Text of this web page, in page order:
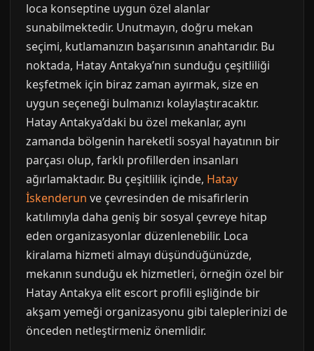
loca konseptine uygun özel alanlar
sunabilmektedir. Unutmayın, doğru mekan
seçimi, kutlamanızın başarısının anahtarıdır. Bu
noktada, Hatay Antakya’nın sunduğu çeşitliliği
keşfetmek için biraz zaman ayırmak, size en
uygun seçeneği bulmanızı kolaylaştıracaktır.
Hatay Antakya’daki bu özel mekanlar, aynı
zamanda bölgenin hareketli sosyal hayatının bir
parçası olup, farklı profillerden insanları
ağırlamaktadır. Bu çeşitlilik içinde, Hatay
İskenderun ve çevresinden de misafirlerin
katılımıyla daha geniş bir sosyal çevreye hitap
eden organizasyonlar düzenlenebilir. Loca
kiralama hizmeti almayı düşündüğünüzde,
mekanın sunduğu ek hizmetleri, örneğin özel bir
Hatay Antakya elit escort profili eşliğinde bir
akşam yemeği organizasyonu gibi taleplerinizi de
önceden netleştirmeniz önemlidir.